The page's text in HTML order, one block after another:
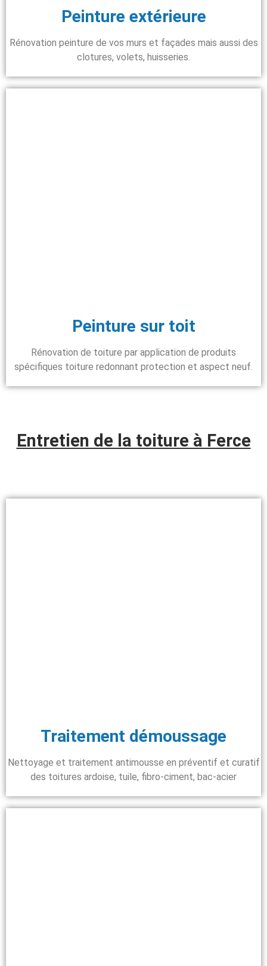
Peinture extérieure
Rénovation peinture de vos murs et façades mais aussi des
clotures, volets, huisseries.
Peinture sur toit
Rénovation de toiture par application de produits
spécifiques toiture redonnant protection et aspect neuf.
Entretien de la toiture à Ferce
Traitement démoussage
Nettoyage et traitement antimousse en préventif et curatif
des toitures ardoise, tuile, fibro-ciment, bac-acier